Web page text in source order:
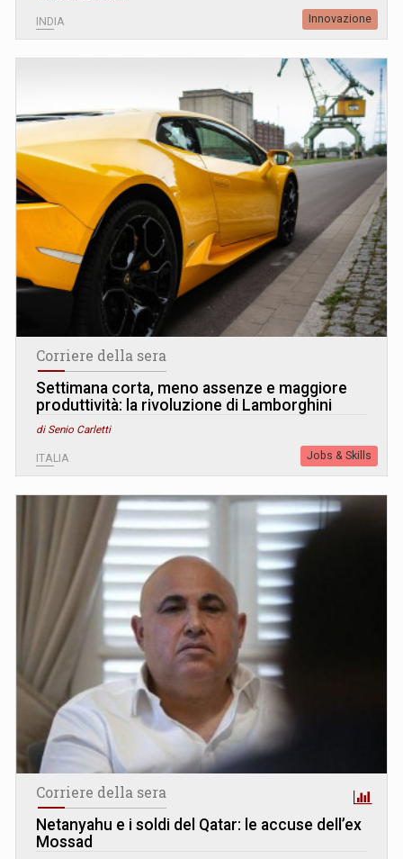
INDIA Innovazione
Corriere della sera
Settimana corta, meno assenze e maggiore
produttività: la rivoluzione di Lamborghini
di Senio Carletti
ITALIA Jobs & Skills
Corriere della sera
Netanyahu e i soldi del Qatar: le accuse dell’ex
Mossad